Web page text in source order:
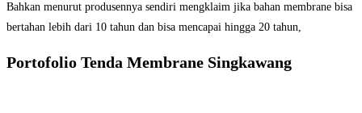
Bahkan menurut produsennya sendiri mengklaim jika bahan membrane bisa
bertahan lebih dari 10 tahun dan bisa mencapai hingga 20 tahun,
Portofolio Tenda Membrane Singkawang